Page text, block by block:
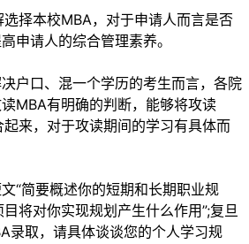
择本校MBA，对于申请人而言是否
申请人的综合管理素养。
口、混一个学历的考生而言，各院
MBA有明确的判断，能够将攻读
来，对于攻读期间的学习有具体而
简要概述你的短期和长期职业规
将对你实现规划产生什么作用”;复旦
录取，请具体谈谈您的个人学习规